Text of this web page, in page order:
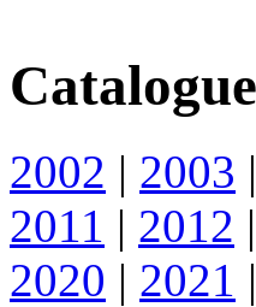
2002 | 2003 |
2011 | 2012 |
2020 | 2021 |